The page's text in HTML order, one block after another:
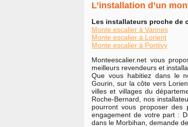
L’installation d’un
Les installateurs proche de
Monte escalier à Vannes
Monte escalier à Lorient
Monte escalier à Pontivy
Monteescalier.net vous
meilleurs revendeurs et
Que vous habitiez dans le
Gourin, sur la côte vers
villes et villages du
Roche-Bernard, nos
pourront vous proposer des
engagement de votre part :
dans le Morbihan, demande